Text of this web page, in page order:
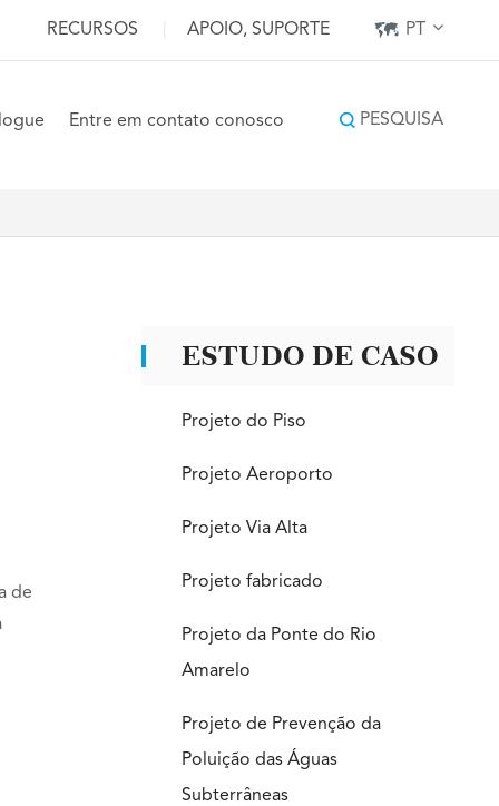
RECURSOS APOIO, SUPORTE PT
Entre em contato conosco PESQUISA
de
ESTUDO DE CASO
Projeto do Piso
Projeto Aeroporto
Projeto Via Alta
Projeto fabricado
Projeto da Ponte do Rio
Amarelo
Projeto de Prevenção da
Poluição das Águas
Subterrâneas